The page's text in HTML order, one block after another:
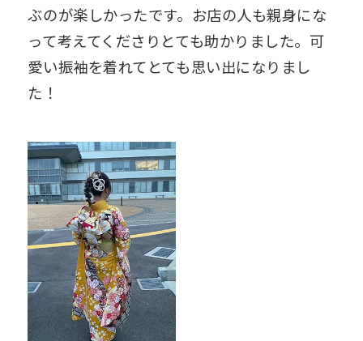
ぶのが楽しかったです。お店の人も親身にな
って考えてくださりとても助かりました。可
愛い振袖を着れてとても思い出になりまし
た！